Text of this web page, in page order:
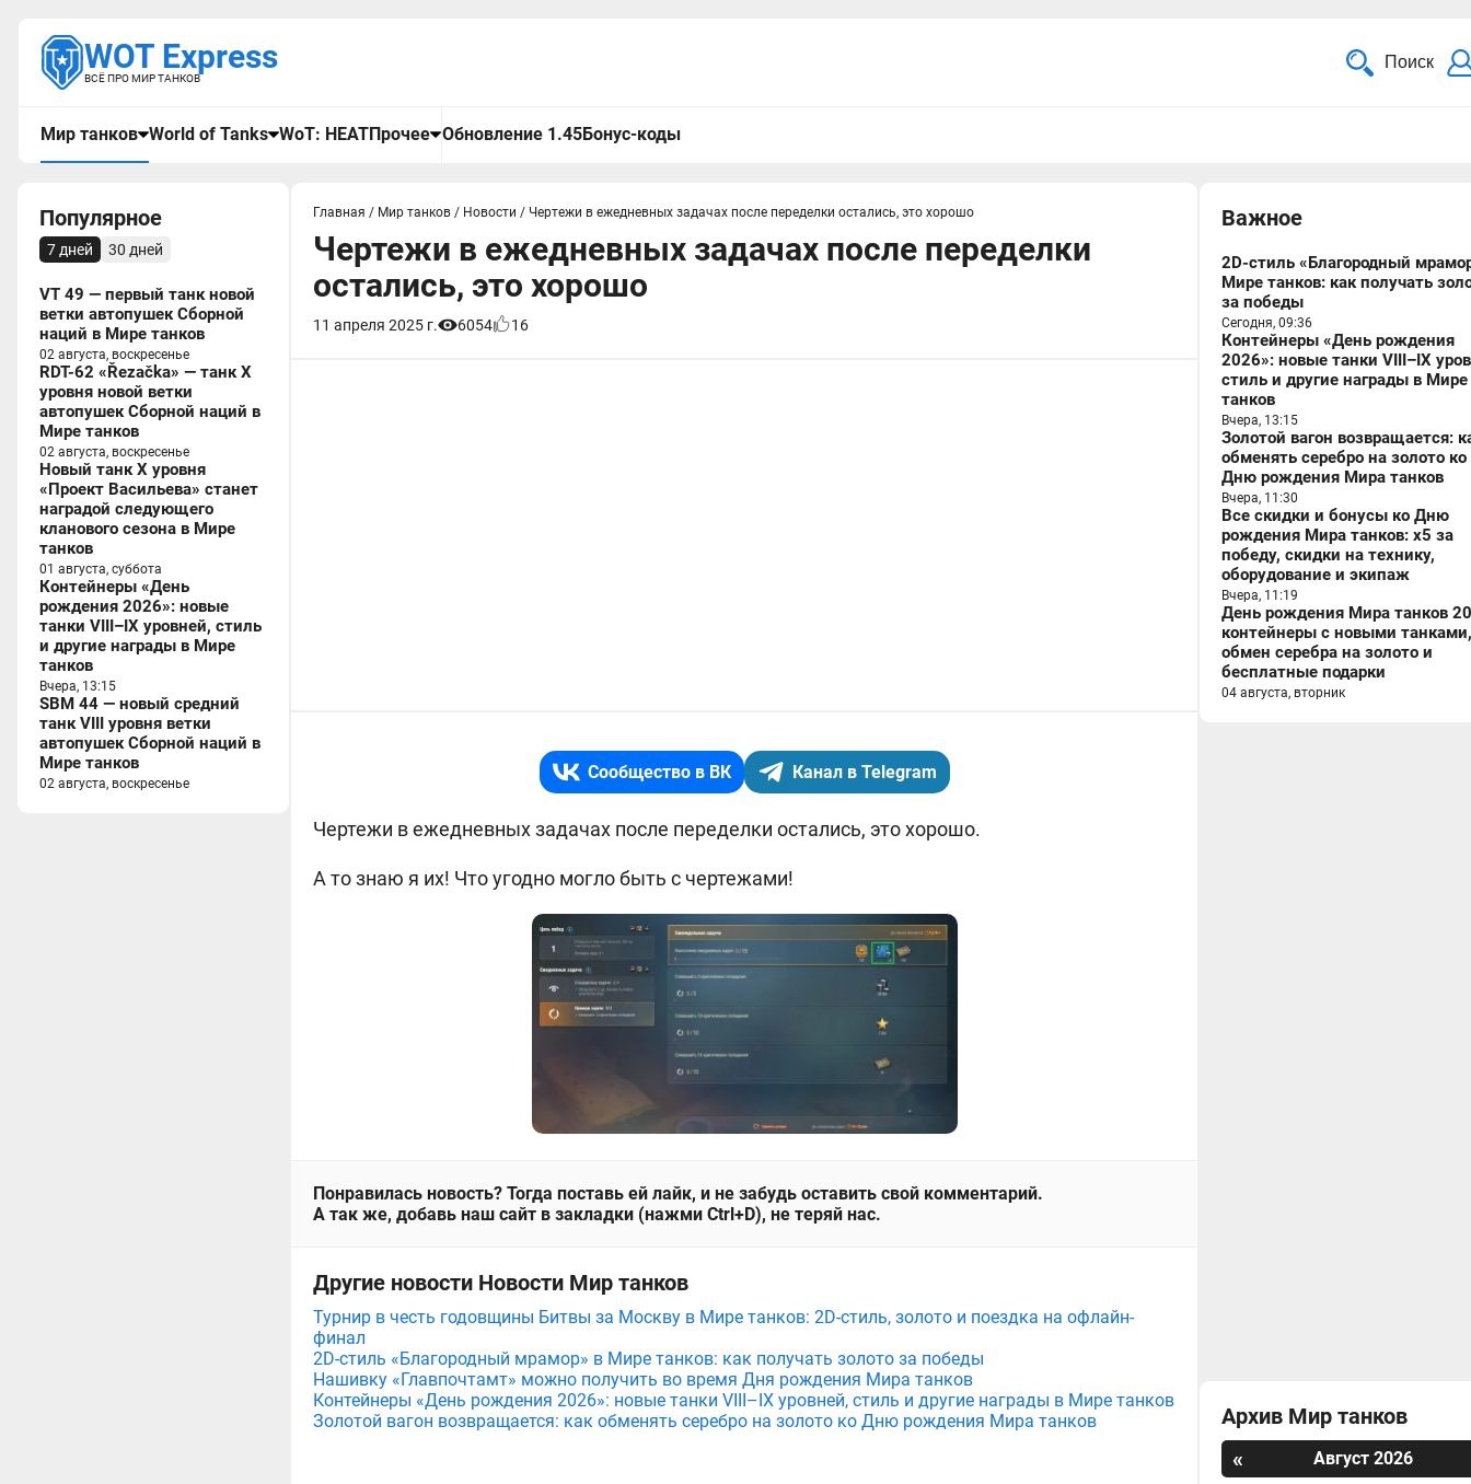
WOT Express
ВСЁ ПРО МИР ТАНКОВ
Поиск
Мир танков World of Tanks WoT: HEATПрочее Обновление 1.45Бонус-коды
Популярное
7 дней 30 дней
VT 49 — первый танк новой
ветки автопушек Сборной
наций в Мире танков
02 августа, воскресенье
RDT-62 «Řezačka» — танк X
уровня новой ветки
автопушек Сборной наций в
Мире танков
02 августа, воскресенье
Новый танк X уровня
«Проект Васильева» станет
наградой следующего
кланового сезона в Мире
танков
01 августа, суббота
Контейнеры «День
рождения 2026»: новые
танки VIII–IX уровней, стиль
и другие награды в Мире
танков
Вчера, 13:15
SBM 44 — новый средний
танк VIII уровня ветки
автопушек Сборной наций в
Мире танков
02 августа, воскресенье
Главная / Мир танков / Новости / Чертежи в ежедневных задачах после переделки остались, это хорошо
Чертежи в ежедневных задачах после переделки
остались, это хорошо
11 апреля 2025 г. 6054 16
Сообщество в ВК Канал в Telegram
Чертежи в ежедневных задачах после переделки остались, это хорошо.
А то знаю я их! Что угодно могло быть с чертежами!
Понравилась новость? Тогда поставь ей лайк, и не забудь оставить свой комментарий.
А так же, добавь наш сайт в закладки (нажми Ctrl+D), не теряй нас.
Другие новости Новости Мир танков
Турнир в честь годовщины Битвы за Москву в Мире танков: 2D-стиль, золото и поездка на офлайн-
финал
2D-стиль «Благородный мрамор» в Мире танков: как получать золото за победы
Нашивку «Главпочтамт» можно получить во время Дня рождения Мира танков
Контейнеры «День рождения 2026»: новые танки VIII–IX уровней, стиль и другие награды в Мире танков
Золотой вагон возвращается: как обменять серебро на золото ко Дню рождения Мира танков
Важное
2D-стиль «Благородный
Мире танков: как получать
за победы
Сегодня, 09:36
Контейнеры «День рождения
2026»: новые танки VIII–IX
стиль и другие награды в Мире
танков
Вчера, 13:15
Золотой вагон возвращается:
обменять серебро на золото ко
Дню рождения Мира танков
Вчера, 11:30
Все скидки и бонусы ко Дню
рождения Мира танков: x5 за
победу, скидки на технику,
оборудование и экипаж
Вчера, 11:19
День рождения Мира танков
контейнеры с новыми танками,
обмен серебра на золото и
бесплатные подарки
04 августа, вторник
Архив Мир танков
«
Август 2026